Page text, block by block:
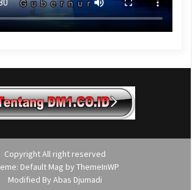
Copyright All right reserved
Default Mag by ThemeInWP
Modified By Abas Djumadi